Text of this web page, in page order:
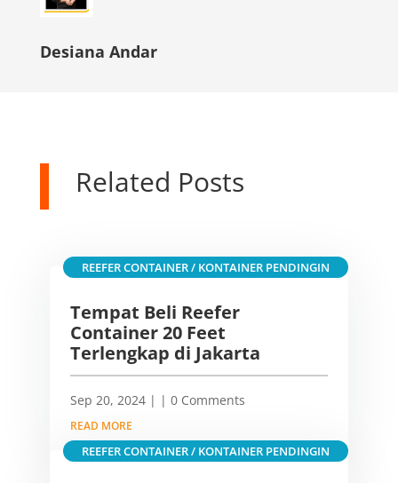
Desiana Andar
Related Posts
Tempat Beli Reefer
Container 20 Feet
Terlengkap di Jakarta
Sep 20, 2024|
REEFER CONTAINER / KONTAINER PENDINGIN
| 0 Comments
READ MORE
REEFER CONTAINER / KONTAINER PENDINGIN